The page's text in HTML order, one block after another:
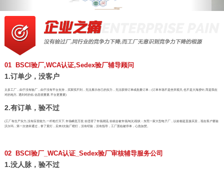
01 BSCI验厂,WCA认证,Sedex验厂辅导顾问
1.订单少，没客户
太多工厂，由于没有验厂，由于没有平台支持，买家找不到，无法展示自己的实力，无法获得订单或批量订单；(订单市场不是坐井观天,也不是大海捞针,而是我在
对的地方, 遇到对的你,信息很重要,平台更重要)
2.有订单，验不过
(工厂有生产实力,没有应变能力,一杆枪打天下,市场瞬息万变,你违背了市场潮流,你就会被市场淘汰)现状：东莞一家大型电子厂，以前都是直接买卖，现在客户要验
沃尔玛，第一次侥幸通过，拿了黄灯，后来2次验厂橙灯，没有经验，没有指导，工厂面临被停单，心急如焚。
02 BSCI验厂_WCA认证_Sedex验厂审核辅导服务公司
1.没人脉，验不过